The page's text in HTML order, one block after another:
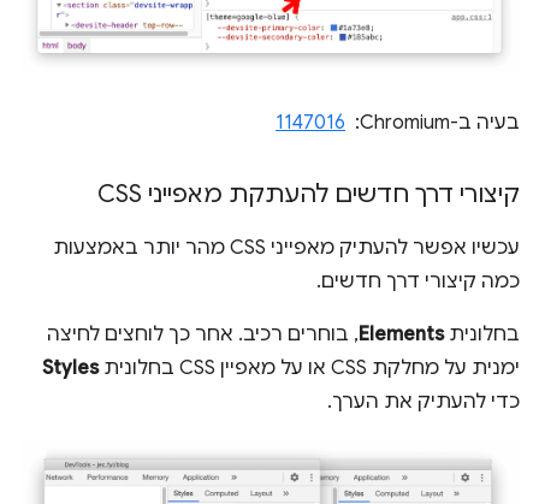
בעיה ב-Chromium: ‏ 1147016
קיצורי דרך חדשים להעתקת מאפייני CSS
עכשיו אפשר להעתיק מאפייני CSS מהר יותר באמצעות
כמה קיצורי דרך חדשים.
בחלוניתElements, בוחרים רכיב. אחר כך לוחצים לחיצה
ימנית על מחלקת CSS או על מאפיין CSS בחלונית
Styles
כדי להעתיק את הערך.